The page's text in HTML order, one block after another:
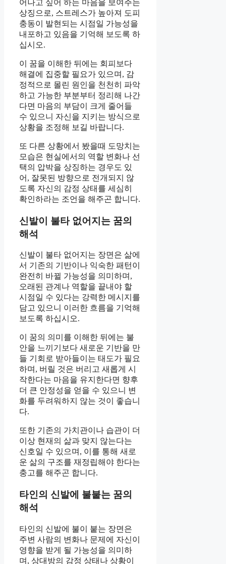
어나고 싶어 하는 마음을 보여주는
상징으로, 스트레스가 높아져 도피
충동이 발현되는 시점일 가능성을
내포하고 있음을 기억해 보도록 하
십시오.
이 꿈을 이해한 뒤에는 회피보다
해결에 집중할 필요가 있으며, 감
정적으로 몰린 원인을 천천히 파악
하고 가능한 부분부터 정리해 나간
다면 마음의 부담이 크게 줄어들
수 있으니 자신을 지키는 방식으로
상황을 조정해 보길 바랍니다.
또 다른 상황에서 봤을때 도망치는
모습은 현실에서의 역할 변화나 선
택의 압박을 상징하는 경우도 있
어, 잘못된 방향으로 전개되지 않
도록 자신의 감정 상태를 세심히
확인하라는 조언을 해주곤 합니다.
신발이 불타 없어지는 꿈의
해석
신발이 불타 없어지는 장면은 삶에
서 기존의 기반이나 익숙한 패턴이
완전히 바뀔 가능성을 의미하며,
오래된 관계나 역할을 끝내야 할
시점일 수 있다는 강력한 메시지를
담고 있으니 이러한 흐름을 기억해
보도록 하십시오.
이 꿈의 의미를 이해한 뒤에는 불
안을 느끼기보다 새로운 기반을 만
들 기회로 받아들이는 태도가 필요
하며, 버릴 것은 버리고 새롭게 시
작한다는 마음을 유지한다면 향후
더 큰 안정성을 얻을 수 있으니 변
화를 두려워하지 않는 것이 좋습니
다.
또한 기존의 가치관이나 습관이 더
이상 현재의 삶과 맞지 않는다는
신호일 수 있으며, 이를 통해 새로
운 삶의 구조를 재정립해야 한다는
충고를 해주곤 합니다.
타인의 신발에 불붙는 꿈의
해석
타인의 신발에 불이 붙는 장면은
주변 사람의 변화나 문제에 자신이
영향을 받게 될 가능성을 의미하
며, 상대방의 감정 상태나 상황이